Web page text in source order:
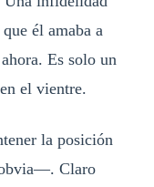
él amaba a
Es solo un
el vientre.
la posición
Claro